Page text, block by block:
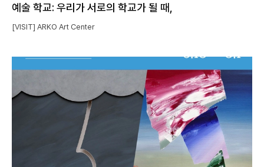
예술 학교: 우리가 서로의 학교가 될 때,
[VISIT] ARKO Art Center